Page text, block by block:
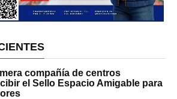
compañía de centros
el Sello Espacio Amigable para